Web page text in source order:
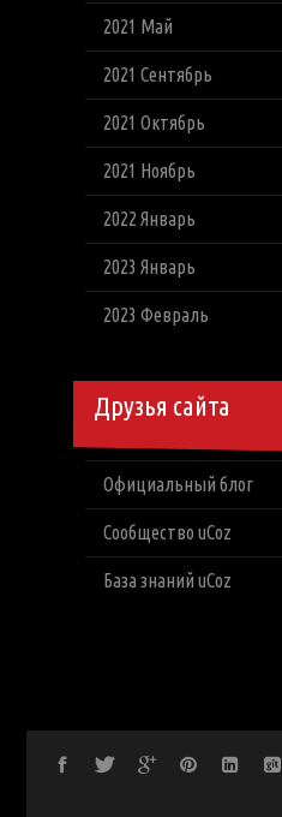
2021 Май
2021 Сентябрь
2021 Октябрь
2021 Ноябрь
2022 Январь
2023 Январь
2023 Февраль
Друзья сайта
Официальный блог
Сообщество uCoz
База знаний uCoz